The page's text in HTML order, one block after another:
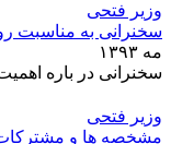
وزیر فتحی
سخنرانی به مناسبت
مه ۱۳۹۳
سخنرانی در باره
وزیر فتحی
مشخصه ها و